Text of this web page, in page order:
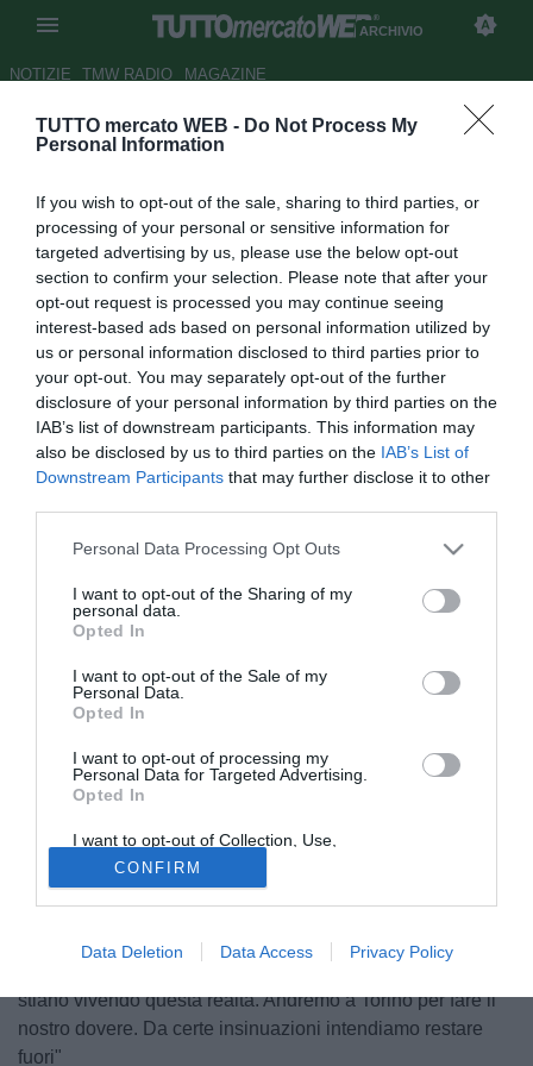
TUTTO mercato WEB - Do Not Process My
Personal Information
If you wish to opt-out of the sale, sharing to third parties, or
processing of your personal or sensitive information for
targeted advertising by us, please use the below opt-out
section to confirm your selection. Please note that after your
opt-out request is processed you may continue seeing
interest-based ads based on personal information utilized by
us or personal information disclosed to third parties prior to
your opt-out. You may separately opt-out of the further
disclosure of your personal information by third parties on the
IAB’s list of downstream participants. This information may
also be disclosed by us to third parties on the IAB’s List of
Downstream Participants that may further disclose it to other
Personal Data Processing Opt Outs
I want to opt-out of the Sharing of my
personal data.
Opted In
I want to opt-out of the Sale of my
Personal Data.
Opted In
I want to opt-out of processing my
Personal Data for Targeted Advertising.
Opted In
I want to opt-out of Collection, Use,
Retention, Sale, and/or Sharing of my
Personal Data that Is Unrelated with the
Purposes for which it was collected.
Opted Out
CONFIRM
Data Deletion Data Access Privacy Policy
ARCHIVIO
NOTIZIE TMW RADIO MAGAZINE
Gasperini: "No ad insinuazioni
Autore Redazione TMW.
23.05.2009 15:32
vedi letture
© foto di Giacomo Morini
Queste le parole di Gasperini alla vigilia di una gara
salvezza: "L'invito alla squadra è di restare concentrata sui
momenti che stiamo vivendo, di pensare a chiudere bene il
domeniche. E' fastidioso fronteggiare questo tipo di
stiano vivendo questa realtà. Andremo a Torino per fare il
nostro dovere. Da certe insinuazioni intendiamo restare
fuori"